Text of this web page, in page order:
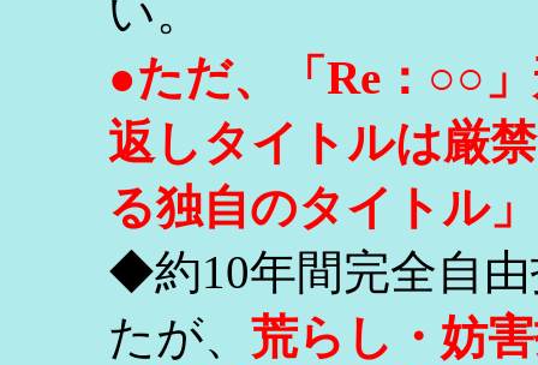
い。
●ただ、「Re：○○
返しタイトルは厳
る独自のタイトル
◆約10年間完全自
たが、 荒らし・妨